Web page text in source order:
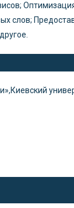
слов;